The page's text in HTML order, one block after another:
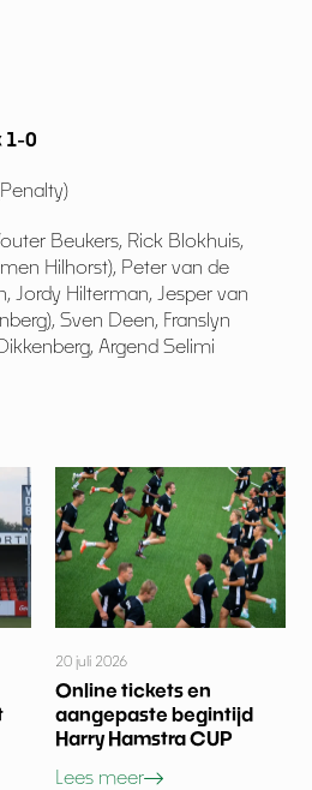
1-0
Beukers, Rick Blokhuis,
Hilhorst), Peter van de
Jordy Hilterman, Jesper van
Sven Deen, Franslyn
Argend Selimi
20 juli 2026
Online tickets en
aangepaste begintijd
Harry Hamstra CUP
Lees meer